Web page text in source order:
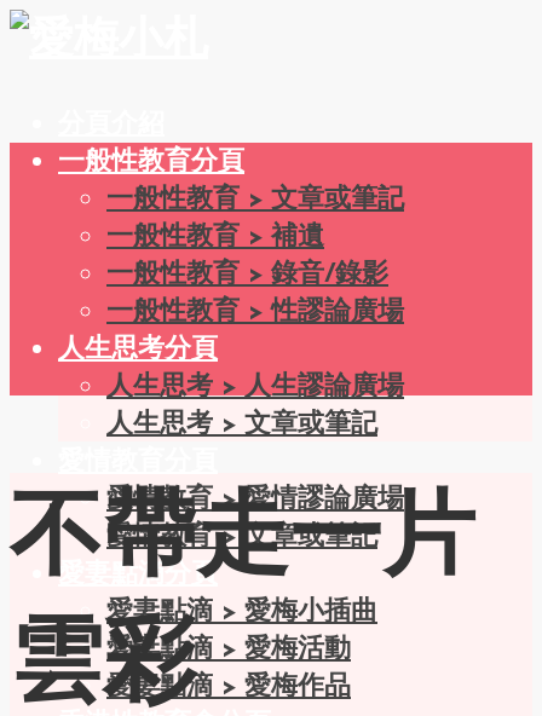
一般性教育分頁
一般性教育 > 文章或筆記
一般性教育 > 補遺
一般性教育 > 錄音/錄影
一般性教育 > 性謬論廣場
人生思考分頁
人生思考 > 人生謬論廣場
人生思考 > 文章或筆記
愛情教育 > 愛情謬論廣場
愛情教育 > 文章或筆記
愛妻點滴分頁
愛妻點滴 > 愛梅小插曲
愛妻點滴 > 愛梅活動
愛妻點滴 > 愛梅作品
不帶走一片
雲彩